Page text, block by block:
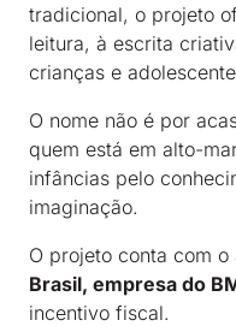
tradicional, o projeto
leitura, à escrita
crianças e
O nome não é por
quem está em alto-
infâncias pelo
imaginação.
O projeto conta com o
Brasil, empresa do
incentivo fiscal.